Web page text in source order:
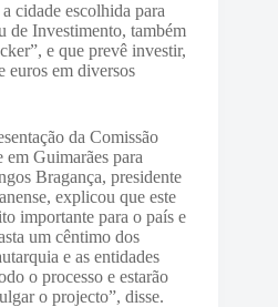
cidade escolhida para
de Investimento, também
e que prevê investir,
euros em diversos
da Comissão
em Guimarães para
Bragança, presidente
explicou que este
importante para o país e
um cêntimo dos
e as entidades
o processo e estarão
o projecto”, disse.